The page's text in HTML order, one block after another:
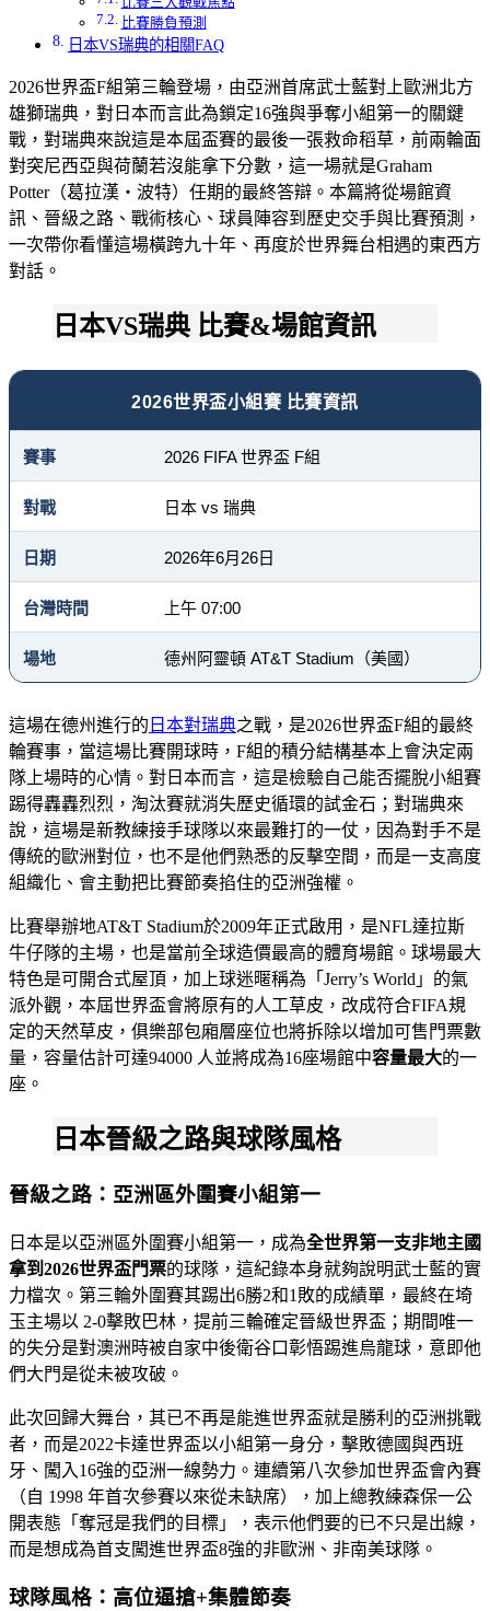
比賽勝負預測
日本VS瑞典的相關FAQ
2026世界盃F組第三輪登場，由亞洲首席武士藍對上歐洲北方
雄獅瑞典，對日本而言此為鎖定16強與爭奪小組第一的關鍵
戰，對瑞典來說這是本屆盃賽的最後一張救命稻草，前兩輪面
對突尼西亞與荷蘭若沒能拿下分數，這一場就是Graham
Potter（葛拉漢・波特）任期的最終答辯。本篇將從場館資
訊、晉級之路、戰術核心、球員陣容到歷史交手與比賽預測，
一次帶你看懂這場橫跨九十年、再度於世界舞台相遇的東西方
對話。
日本VS瑞典 比賽&場館資訊
2026世界盃小組賽 比賽資訊
賽事 2026 FIFA 世界盃 F組
對戰 日本 vs 瑞典
日期 2026年6月26日
台灣時間 上午 07:00
場地 德州阿靈頓 AT&T Stadium（美國）
這場在德州進行的 日本對瑞典之戰，是2026世界盃F組的最終
輪賽事，當這場比賽開球時，F組的積分結構基本上會決定兩
隊上場時的心情。對日本而言，這是檢驗自己能否擺脫小組賽
踢得轟轟烈烈，淘汰賽就消失歷史循環的試金石；對瑞典來
說，這場是新教練接手球隊以來最難打的一仗，因為對手不是
傳統的歐洲對位，也不是他們熟悉的反擊空間，而是一支高度
組織化、會主動把比賽節奏掐住的亞洲強權。
比賽舉辦地AT&T Stadium於2009年正式啟用，是NFL達拉斯
牛仔隊的主場，也是當前全球造價最高的體育場館。球場最大
特色是可開合式屋頂，加上球迷暱稱為「Jerry’s World」的氣
派外觀，本屆世界盃會將原有的人工草皮，改成符合FIFA規
定的天然草皮，俱樂部包廂層座位也將拆除以增加可售門票數
量，容量估計可達94000 人並將成為16座場館中容量最大的一
座。
日本晉級之路與球隊風格
晉級之路：亞洲區外圍賽小組第一
日本是以亞洲區外圍賽小組第一，成為全世界第一支非地主國
拿到2026世界盃門票的球隊，這紀錄本身就夠說明武士藍的實
力檔次。第三輪外圍賽其踢出6勝2和1敗的成績單，最終在埼
玉主場以 2-0擊敗巴林，提前三輪確定晉級世界盃；期間唯一
的失分是對澳洲時被自家中後衛谷口彰悟踢進烏龍球，意即他
們大門是從未被攻破。
此次回歸大舞台，其已不再是能進世界盃就是勝利的亞洲挑戰
者，而是2022卡達世界盃以小組第一身分，擊敗德國與西班
牙、闖入16強的亞洲一線勢力。連續第八次參加世界盃會內賽
（自 1998 年首次參賽以來從未缺席），加上總教練森保一公
開表態「奪冠是我們的目標」，表示他們要的已不只是出線，
而是想成為首支闖進世界盃8強的非歐洲、非南美球隊。
球隊風格：高位逼搶+集體節奏